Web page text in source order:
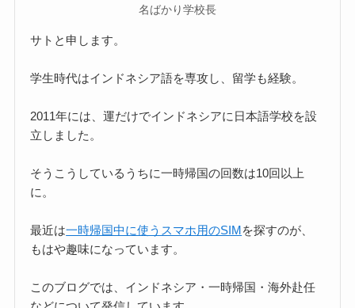
名ばかり学校長
サトと申します。
学生時代はインドネシア語を専攻し、留学も経験。
2011年には、運だけでインドネシアに日本語学校を設
立しました。
そうこうしているうちに一時帰国の回数は10回以上
に。
最近は一時帰国中に使うスマホ用のSIMを探すのが、
もはや趣味になっています。
このブログでは、インドネシア・一時帰国・海外赴任